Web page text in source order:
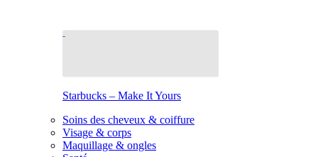
Starbucks – Make It Yours
Soins des cheveux & coiffure
Visage & corps
Maquillage & ongles